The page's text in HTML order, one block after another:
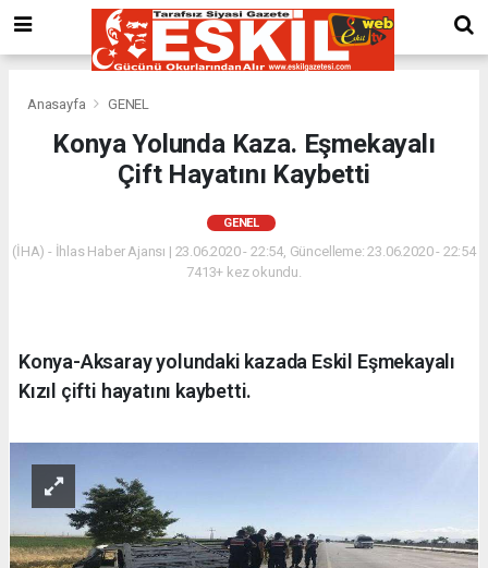
Anasayfa GENEL
Konya Yolunda Kaza. Eşmekayalı
Çift Hayatını Kaybetti
GENEL
(İHA) - İhlas Haber Ajansı | 23.06.2020 - 22:54, Güncelleme: 23.06.2020 - 22:54
7413+ kez okundu.
Konya-Aksaray yolundaki kazada Eskil Eşmekayalı
Kızıl çifti hayatını kaybetti.